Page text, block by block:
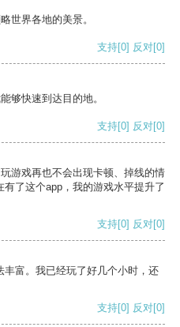
世界各地的美景。
支持[0] 反对[0]
够快速到达目的地。
支持[0] 反对[0]
游戏再也不会出现卡顿、掉线的情
了这个app，我的游戏水平提升了
支持[0] 反对[0]
富。我已经玩了好几个小时，还
支持[0] 反对[0]